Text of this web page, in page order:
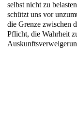
selbst nicht zu
schützt uns vor
die Grenze zwischen
Pflicht, die Wahrheit